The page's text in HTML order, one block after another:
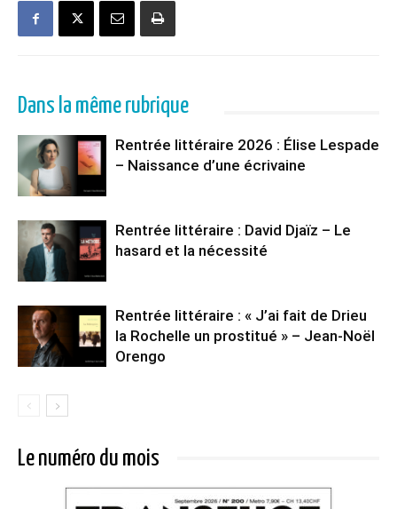
Dans la même rubrique
Rentrée littéraire 2026 : Élise Lespade
– Naissance d’une écrivaine
Rentrée littéraire : David Djaïz – Le
hasard et la nécessité
Rentrée littéraire : « J’ai fait de Drieu
la Rochelle un prostitué » – Jean-Noël
Orengo
Le numéro du mois